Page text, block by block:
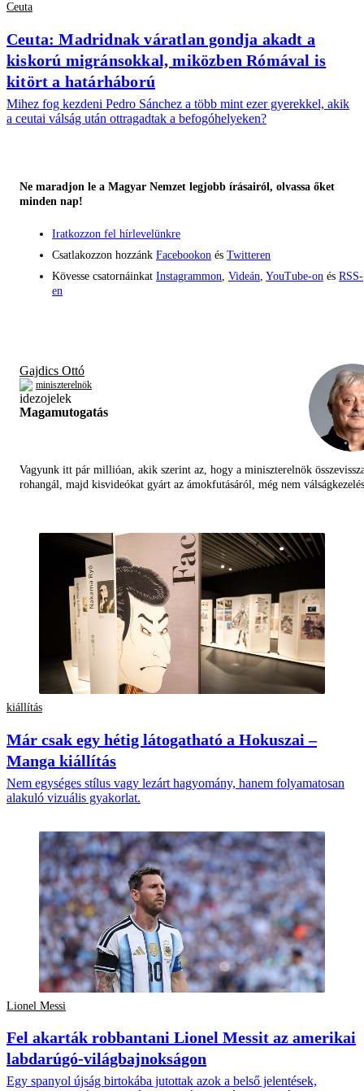
Ceuta
Ceuta: Madridnak váratlan gondja akadt a
kiskorú migránsokkal, miközben Rómával is
kitört a határháború
Mihez fog kezdeni Pedro Sánchez a több mint ezer gyerekkel, akik
a ceutai válság után ottragadtak a befogóhelyeken?
Ne maradjon le a Magyar Nemzet legjobb írásairól, olvassa őket
minden nap!
Iratkozzon fel hírlevelünkre
Csatlakozzon hozzánk Facebookon és Twitteren
Kövesse csatornáinkat Instagrammon Videán YouTube-on és RSS-
en
Gajdics Ottó
miniszterelnök
Magamutogatás
Vagyunk itt pár millióan, akik szerint az, hogy a miniszterelnök
rohangál, majd kisvideókat gyárt az ámokfutásáról, még nem
kiállítás
Már csak egy hétig látogatható a Hokuszai –
Manga kiállítás
Nem egységes stílus vagy lezárt hagyomány, hanem folyamatosan
alakuló vizuális gyakorlat.
Lionel Messi
Fel akarták robbantani Lionel Messit az amerikai
labdarúgó-világbajnokságon
Egy spanyol újság birtokába jutottak azok a belső jelentések,